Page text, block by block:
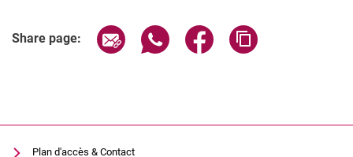
Share page: Share page via email
Share page via WhatsApp
Share page via
Plan d'accès & Contact